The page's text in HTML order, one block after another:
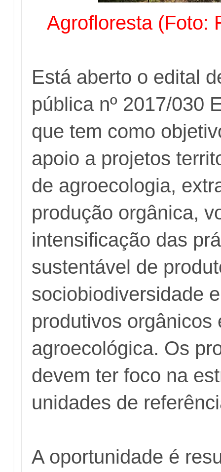
Agrofloresta (Foto:
Está aberto o edital
pública nº 2017/030
que tem como
apoio a projetos
de agroecologia,
produção orgânica,
intensificação das
sustentável de
sociobiodiversidade
produtivos orgânicos
agroecológica. Os
devem ter foco na
unidades de
A oportunidade é